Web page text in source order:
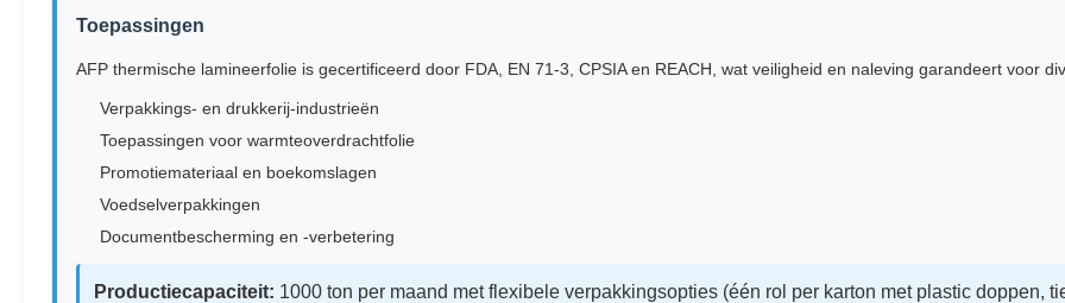
Toepassingen
AFP thermische lamineerfolie is gecertificeerd door FDA, EN 71-3, CPSIA en REACH, wat veiligheid en naleving garandeert voor
Verpakkings- en drukkerij-industrieën
Toepassingen voor warmteoverdrachtfolie
Promotiemateriaal en boekomslagen
Voedselverpakkingen
Documentbescherming en -verbetering
Productiecapaciteit: 1000 ton per maand met flexibele verpakkingsopties (één rol per karton met plastic doppen,